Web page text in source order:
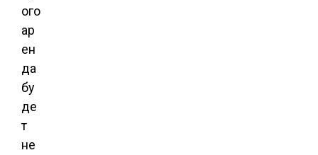
ого
ар
ен
да
бу
де
т
не